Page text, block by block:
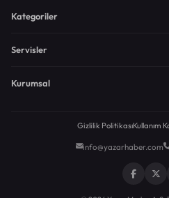
Kategoriler
Servisler
Kurumsal
Gizlilik PolitikasıKullanım
info@yazarhaber.com